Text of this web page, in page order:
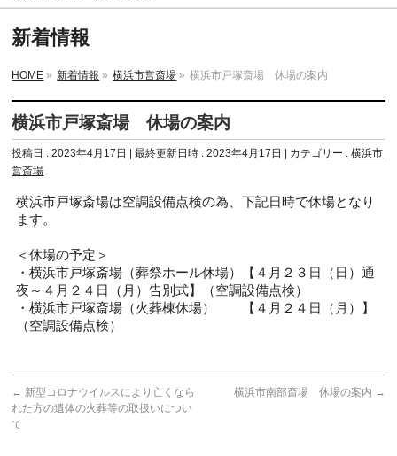
新着情報
HOME » 新着情報 » 横浜市営斎場 » 横浜市戸塚斎場 休場の案内
横浜市戸塚斎場 休場の案内
投稿日 : 2023年4月17日 最終更新日時 : 2023年4月17日 カテゴリー :横浜市
営斎場
横浜市戸塚斎場は空調設備点検の為、下記日時で休場となり
ます。
＜休場の予定＞
・横浜市戸塚斎場（葬祭ホール休場）【４月２３日（日）通
夜～４月２４日（月）告別式】（空調設備点検）
・横浜市戸塚斎場（火葬棟休場） 【４月２４日（月）】
（空調設備点検）
← 新型コロナウイルスにより亡くなら
れた方の遺体の火葬等の取扱いについ
て
横浜市南部斎場 休場の案内 →